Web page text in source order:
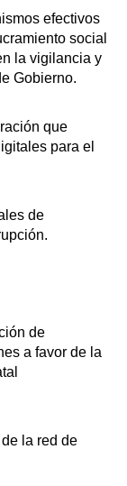
efectivos
social
la vigilancia y
Gobierno.
que
para el
de
de
a favor de la
la red de